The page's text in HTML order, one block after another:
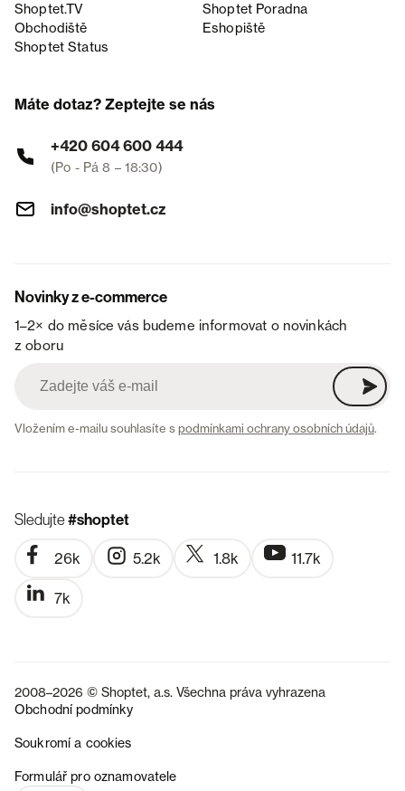
Shoptet.TV
Shoptet Poradna
Obchodiště
Eshopiště
Shoptet Status
Máte dotaz? Zeptejte se nás
+420 604 600 444
(Po - Pá 8 – 18:30)
info@shoptet.cz
Novinky z e-commerce
1–2× do měsíce vás budeme informovat o novinkách
z oboru
Vložením e-mailu souhlasíte spodmínkami ochrany osobních údajů.
Sledujte#shoptet
26k 5.2k 1.8k 11.7k
7k
2008–2026 © Shoptet, a.s. Všechna práva vyhrazena
Obchodní podmínky
Soukromí a cookies
Formulář pro oznamovatele